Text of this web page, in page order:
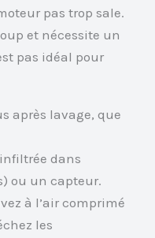
pas trop sale.
et nécessite un
pas idéal pour
après lavage, que
infiltrée dans
ou un capteur.
à l’air comprimé
les